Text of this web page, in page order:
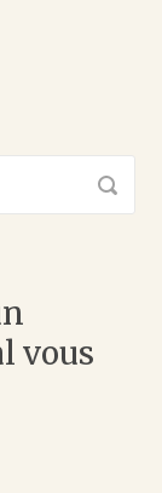
vous